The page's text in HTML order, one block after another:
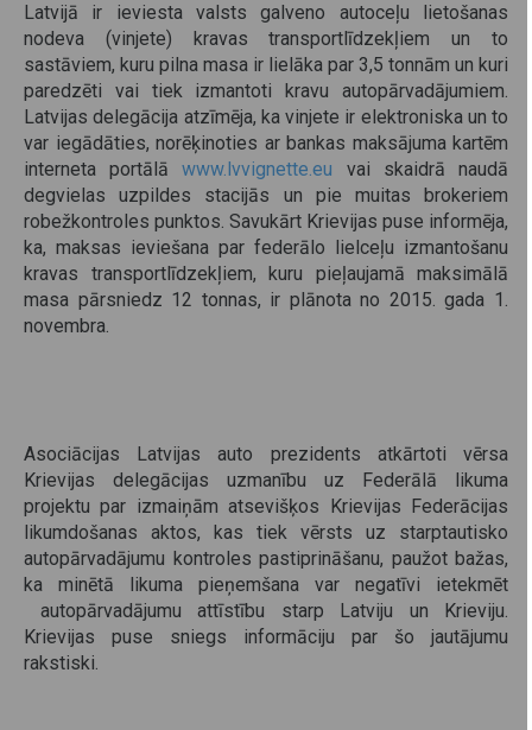
Latvijā ir ieviesta valsts galveno autoceļu lietošanas
nodeva (vinjete) kravas transportlīdzekļiem un to
sastāviem, kuru pilna masa ir lielāka par 3,5 tonnām un kuri
paredzēti vai tiek izmantoti kravu autopārvadājumiem.
Latvijas delegācija atzīmēja, ka vinjete ir elektroniska un to
var iegādāties, norēķinoties ar bankas maksājuma kartēm
interneta portālāwww.lvvignette.eu vai skaidrā naudā
degvielas uzpildes stacijās un pie muitas brokeriem
robežkontroles punktos. Savukārt Krievijas puse informēja,
ka, maksas ieviešana par federālo lielceļu izmantošanu
kravas transportlīdzekļiem, kuru pieļaujamā maksimālā
masa pārsniedz 12 tonnas, ir plānota no 2015. gada 1.
novembra.
Asociācijas Latvijas auto prezidents atkārtoti vērsa
Krievijas delegācijas uzmanību uz Federālā likuma
projektu par izmaiņām atsevišķos Krievijas Federācijas
likumdošanas aktos, kas tiek vērsts uz starptautisko
autopārvadājumu kontroles pastiprināšanu, paužot bažas,
ka minētā likuma pieņemšana var negatīvi ietekmēt
autopārvadājumu attīstību starp Latviju un Krieviju.
Krievijas puse sniegs informāciju par šo jautājumu
rakstiski.